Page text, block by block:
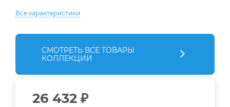
Все характеристики
СМОТРЕТЬ ВСЕ ТОВАРЫ
КОЛЛЕКЦИИ
26 432 ₽